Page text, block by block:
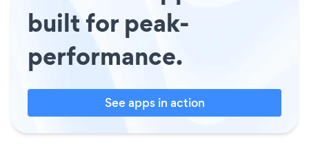
built for peak-
performance.
See apps in action